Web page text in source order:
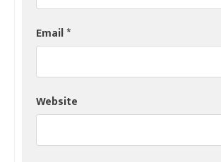
Email*
Website